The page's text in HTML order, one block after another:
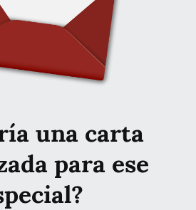
una carta
para ese